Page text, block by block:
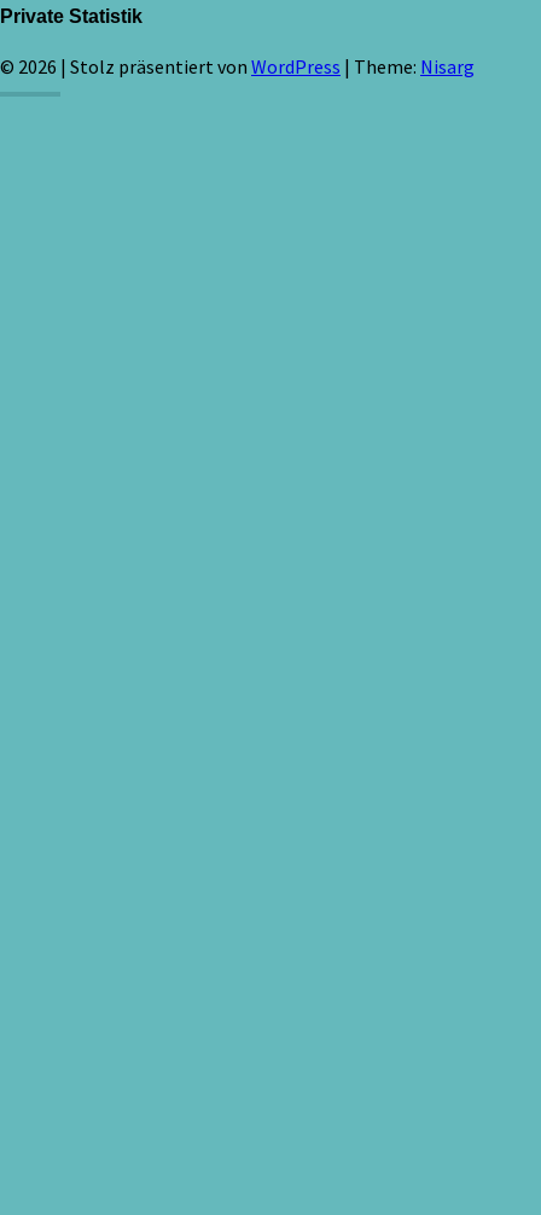
Private Statistik
© 2026 | Stolz präsentiert von WordPress | Theme: Nisarg